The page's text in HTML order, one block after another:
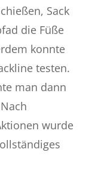
Sack
die Füße
konnte
testen.
man dann
wurde